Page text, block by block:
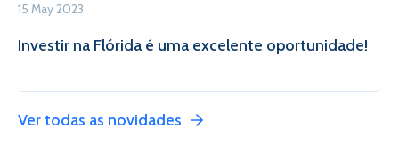
15 May 2023
Investir na Flórida é uma excelente oportunidade!
Ver todas as novidades